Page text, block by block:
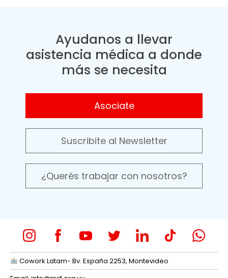
Ayudanos a llevar
asistencia médica a donde
más se necesita
Asociate
Suscribite al Newsletter
¿Querés trabajar con nosotros?
Cowork Latam- Bv. España 2253, Montevideo